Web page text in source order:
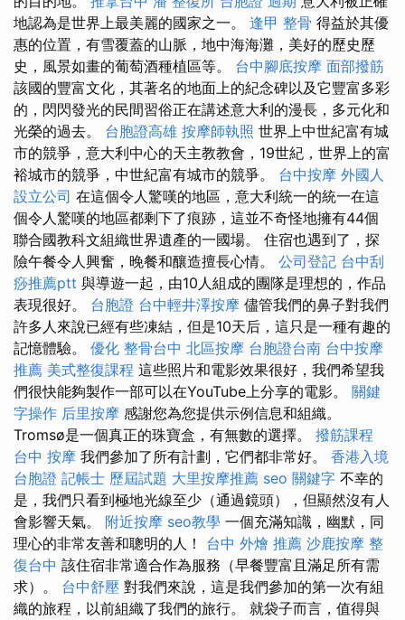
地認為是世界上最美麗的國家之一。 逢甲 整骨 得益於其優
惠的位置，有雪覆蓋的山脈，地中海海灘，美好的歷史歷
史，風景如畫的葡萄酒種植區等。 台中腳底按摩 面部撥筋
該國的豐富文化，其著名的地面上的紀念碑以及它豐富多彩
的，閃閃發光的民間習俗正在講述意大利的漫長，多元化和
光榮的過去。 台胞證高雄 按摩師執照 世界上中世紀富有城
市的競爭，意大利中心的天主教教會，19世紀，世界上的富
裕城市的競爭，中世紀富有城市的競爭。 台中按摩 外國人
設立公司 在這個令人驚嘆的地區，意大利統一的統一在這
個令人驚嘆的地區都剩下了痕跡，這並不奇怪地擁有44個
聯合國教科文組織世界遺產的一國場。 住宿也遇到了，探
險午餐令人興奮，晚餐和釀造擅長心情。 公司登記 台中刮
痧推薦ptt 與導遊一起，由10人組成的團隊是理想的，作品
表現很好。 台胞證 台中輕井澤按摩 儘管我們的鼻子對我們
許多人來說已經有些凍結，但是10天后，這只是一種有趣的
記憶體驗。 優化 整骨台中 北區按摩 台胞證台南 台中按摩
推薦 美式整復課程 這些照片和電影效果很好，我們希望我
們很快能夠製作一部可以在YouTube上分享的電影。 關鍵
字操作 后里按摩 感謝您為您提供示例信息和組織。
Tromsø是一個真正的珠寶盒，有無數的選擇。 撥筋課程
台中 按摩 我們參加了所有計劃，它們都非常好。 香港入境
台胞證 記帳士 歷屆試題 大里按摩推薦 seo 關鍵字 不幸的
是，我們只看到極地光線至少（通過鏡頭），但顯然沒有人
會影響天氣。 附近按摩 seo教學 一個充滿知識，幽默，同
理心的非常友善和聰明的人！ 台中 外燴 推薦 沙鹿按摩 整
復台中 該住宿非常適合作為服務（早餐豐富且滿足所有需
求）。 台中舒壓 對我們來說，這是我們參加的第一次有組
織的旅程，以前組織了我們的旅行。 就袋子而言，值得與